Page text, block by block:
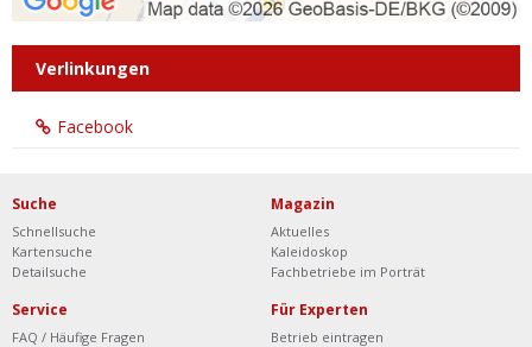
Verlinkungen
Facebook
Suche
Schnellsuche
Kartensuche
Detailsuche
Magazin
Aktuelles
Kaleidoskop
Fachbetriebe im Porträt
Service
FAQ / Häufige Fragen
Für Experten
Betrieb eintragen